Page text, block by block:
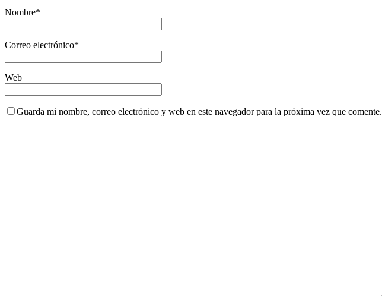
Nombre*
Correo electrónico*
Web
Guarda mi nombre, correo electrónico y web en este navegador para la próxima vez que comente.